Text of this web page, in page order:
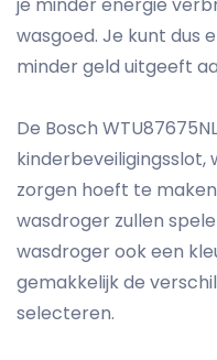
wasgoed. Je kunt dus
minder geld uitgeeft
De Bosch
zorgen hoeft te
wasdroger zullen
wasdroger ook een
gemakkelijk de
selecteren.